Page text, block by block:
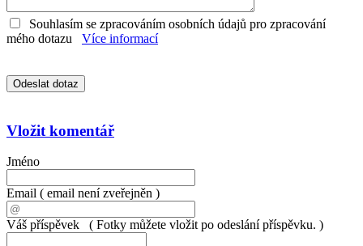
Souhlasím se zpracováním osobních údajů pro zpracování
mého dotazu
Více informací
Vložit komentář
Jméno
Email ( email není zveřejněn )
Váš příspěvek ( Fotky můžete vložit po odeslání příspěvku. )